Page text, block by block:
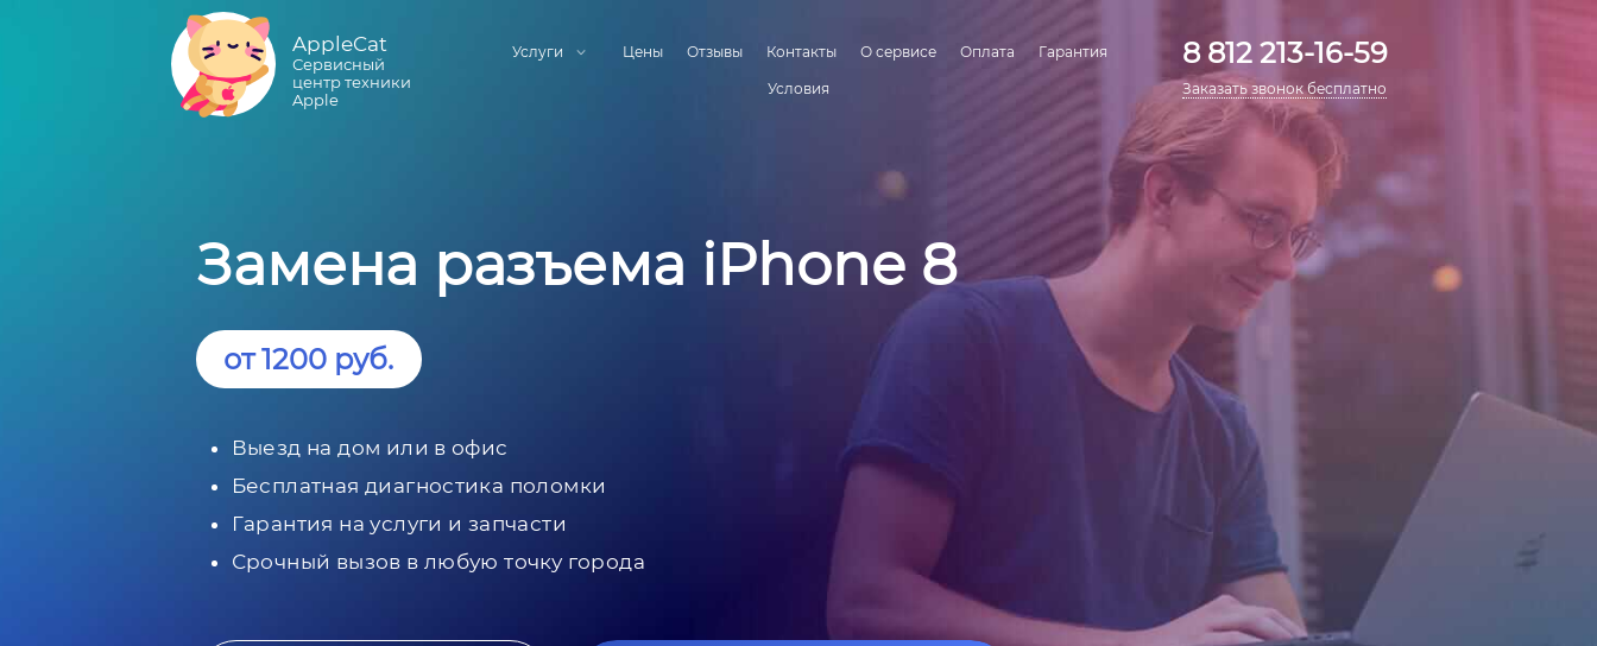
AppleCat
Сервисный
центр техники
Apple
Услуги Цены Отзывы Контакты О сервисе Оплата Гарантия
Условия
8 812 213-16-59
Заказать звонок бесплатно
Замена разъема iPhone 8
от 1200 руб.
Выезд на дом или в офис
Бесплатная диагностика поломки
Гарантия на услуги и запчасти
Срочный вызов в любую точку города